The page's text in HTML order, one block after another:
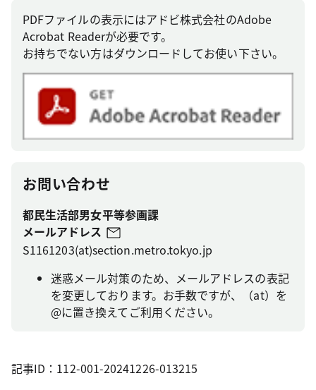
PDFファイルの表示にはアドビ株式会社のAdobe
Acrobat Readerが必要です。
お持ちでない方はダウンロードしてお使い下さい。
お問い合わせ
都民生活部男女平等参画課
メールアドレス
S1161203(at)section.metro.tokyo.jp
迷惑メール対策のため、メールアドレスの表記
を変更しております。お手数ですが、（at）を
@に置き換えてご利用ください。
記事ID：112-001-20241226-013215